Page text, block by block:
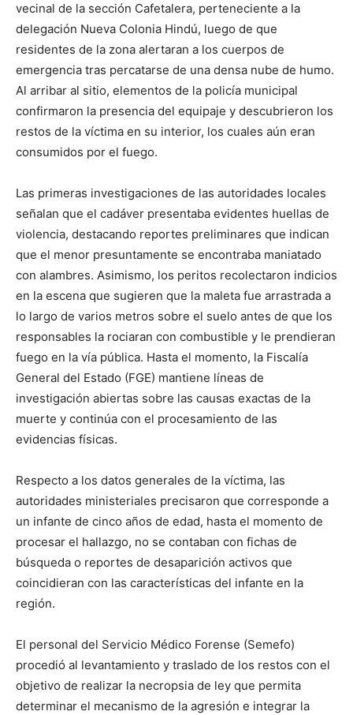
vecinal de la sección Cafetalera, perteneciente a la
delegación Nueva Colonia Hindú, luego de que
residentes de la zona alertaran a los cuerpos de
emergencia tras percatarse de una densa nube de humo.
Al arribar al sitio, elementos de la policía municipal
confirmaron la presencia del equipaje y descubrieron los
restos de la víctima en su interior, los cuales aún eran
consumidos por el fuego.
Las primeras investigaciones de las autoridades locales
señalan que el cadáver presentaba evidentes huellas de
violencia, destacando reportes preliminares que indican
que el menor presuntamente se encontraba maniatado
con alambres. Asimismo, los peritos recolectaron indicios
en la escena que sugieren que la maleta fue arrastrada a
lo largo de varios metros sobre el suelo antes de que los
responsables la rociaran con combustible y le prendieran
fuego en la vía pública. Hasta el momento, la Fiscalía
General del Estado (FGE) mantiene líneas de
investigación abiertas sobre las causas exactas de la
muerte y continúa con el procesamiento de las
evidencias físicas.
Respecto a los datos generales de la víctima, las
autoridades ministeriales precisaron que corresponde a
un infante de cinco años de edad, hasta el momento de
procesar el hallazgo, no se contaban con fichas de
búsqueda o reportes de desaparición activos que
coincidieran con las características del infante en la
región.
El personal del Servicio Médico Forense (Semefo)
procedió al levantamiento y traslado de los restos con el
objetivo de realizar la necropsia de ley que permita
determinar el mecanismo de la agresión e integrar la